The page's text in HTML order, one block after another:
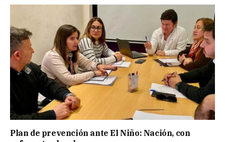
Plan de prevención ante El Niño: Nación, con